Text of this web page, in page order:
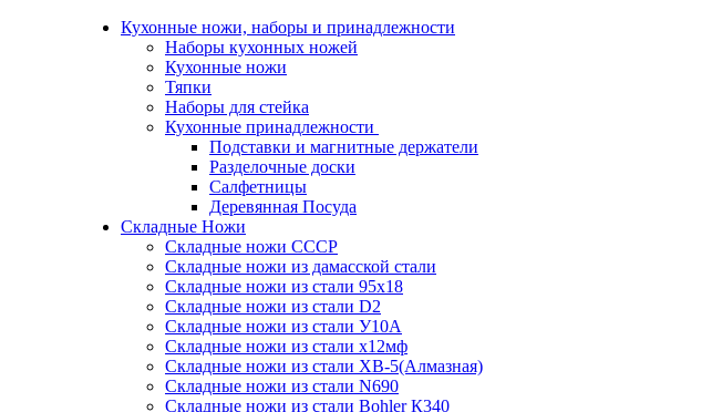
Кухонные ножи, наборы и принадлежности
Наборы кухонных ножей
Кухонные ножи
Тяпки
Наборы для стейка
Кухонные принадлежности
Подставки и магнитные держатели
Разделочные доски
Салфетницы
Деревянная Посуда
Складные Ножи
Cкладные ножи СССР
Складные ножи из дамасской стали
Складные ножи из стали 95х18
Складные ножи из стали D2
Складные ножи из стали У10А
Складные ножи из стали х12мф
Складные ножи из стали ХВ-5(Алмазная)
Складные ножи из стали N690
Складные ножи из стали Bohler К340